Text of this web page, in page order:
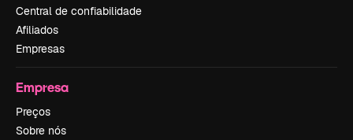
Central de confiabilidade
Afiliados
Empresas
Empresa
Preços
Sobre nós